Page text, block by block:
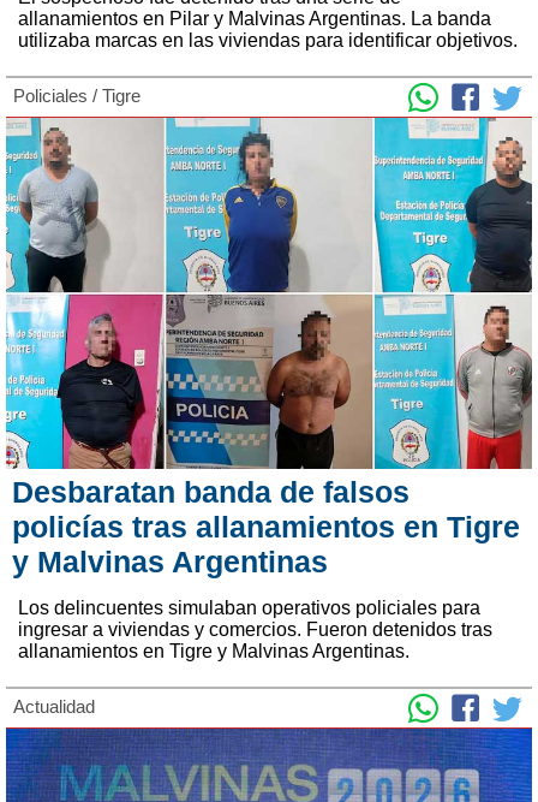
allanamientos en Pilar y Malvinas Argentinas. La banda
utilizaba marcas en las viviendas para identificar objetivos.
Policiales / Tigre
Desbaratan banda de falsos
policías tras allanamientos en Tigre
y Malvinas Argentinas
Los delincuentes simulaban operativos policiales para
ingresar a viviendas y comercios. Fueron detenidos tras
allanamientos en Tigre y Malvinas Argentinas.
Actualidad